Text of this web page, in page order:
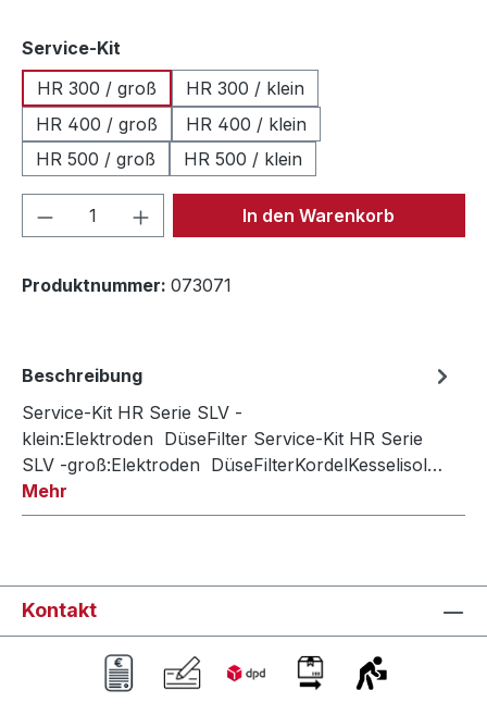
Service-Kit
HR 300 / groß
HR 300 / klein
HR 400 / groß
HR 400 / klein
HR 500 / groß
HR 500 / klein
Produkt Anzahl: Gib denIn den Warenkorb
Produktnummer: 073071
Beschreibung
Service-Kit HR Serie SLV -
klein:Elektroden DüseFilter Service-Kit HR Serie
SLV -groß:Elektroden DüseFilterKordelKesselisol…
Mehr
Kontakt